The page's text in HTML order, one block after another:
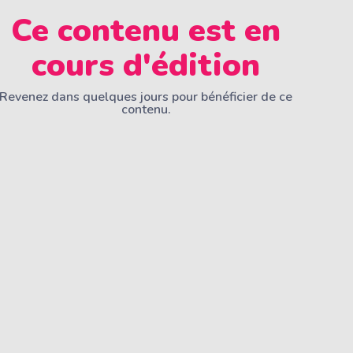
Ce contenu est en
cours d'édition
Revenez dans quelques jours pour bénéficier de ce
contenu.